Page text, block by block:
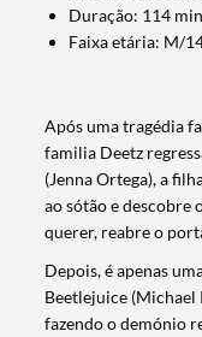
Duração: 114
Faixa etária: M/
Após uma tragédia
familia Deetz
(Jenna Ortega), a
ao sótão e descobre
querer, reabre o
Depois, é apenas
Beetlejuice (Michael
fazendo o demónio